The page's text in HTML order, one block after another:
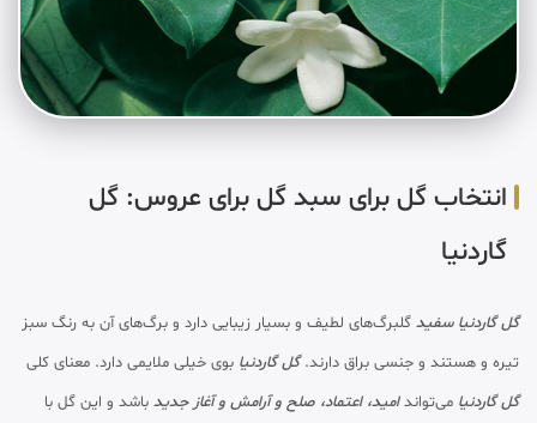
انتخاب گل برای سبد گل برای عروس: گل
گاردنیا
گل گاردنیا سفید گلبرگ‌های لطیف و بسیار زیبایی دارد و برگ‌های آن به رنگ سبز
تیره و هستند و جنسی براق دارند.گل گاردنیا بوی خیلی ملایمی دارد. معنای کلی
گل گاردنیا می‌تواندامید، اعتماد، صلح و آرامش و آغاز جدید باشد و این گل با